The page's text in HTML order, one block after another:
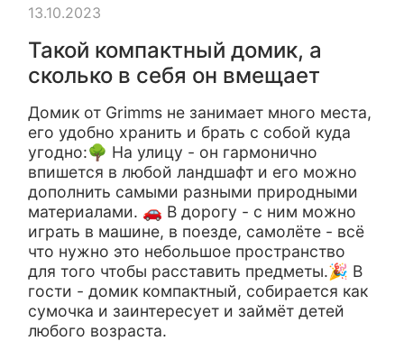
Такой компактный домик, а
сколько в себя он вмещает
Домик от Grimms не занимает много места,
его удобно хранить и брать с собой куда
угодно:🌳 На улицу - он гармонично
впишется в любой ландшафт и его можно
дополнить самыми разными природными
материалами. 🚗 В дорогу - с ним можно
играть в машине, в поезде, самолёте - всё
что нужно это небольшое пространство
для того чтобы расставить предметы.🎉 В
гости - домик компактный, собирается как
сумочка и заинтересует и займёт детей
любого возраста.
13.10.2023